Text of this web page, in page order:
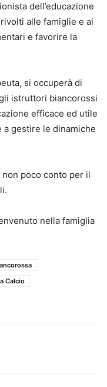
dell’educazione
alle famiglie e ai
e favorire la
si occuperà di
istruttori biancorossi
efficace ed utile
a gestire le dinamiche
poco conto per il
nella famiglia
Calcio